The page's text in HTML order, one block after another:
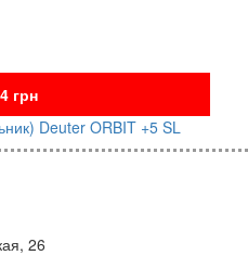
грн
Deuter ORBIT +5 SL
26